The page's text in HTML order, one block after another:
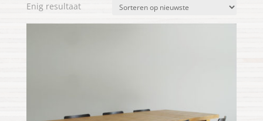
Enig resultaat